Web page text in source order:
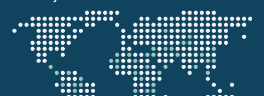
Öffnet
die
Projektkarte